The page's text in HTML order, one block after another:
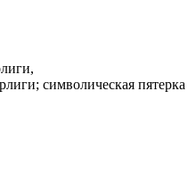
символическая пятерка